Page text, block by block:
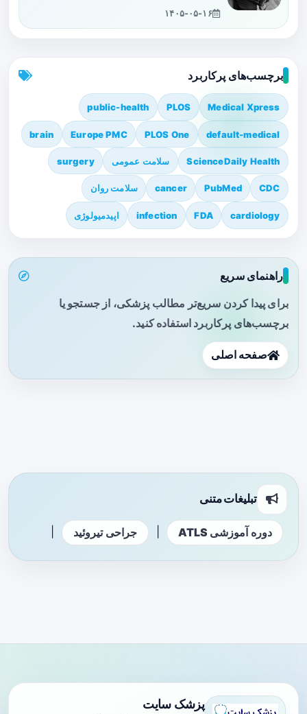
۱۴۰۵-۰۵-۱۶
برچسب‌های پرکاربرد
Medical Xpress
PLOS
public-health
default-medical
PLOS One
Europe PMC
brain
ScienceDaily Health سلامت عمومی surgery
CDC
PubMed
cancer سلامت روان
cardiology
FDA
infection اپیدمیولوژی
راهنمای سریع
برای پیدا کردن سریع‌تر مطالب پزشکی، از جستجو یا
برچسب‌های پرکاربرد استفاده کنید.
صفحه اصلی
تبلیغات متنی
دوره آموزشی ATLS جراحی تیروئید
پزشک سایت